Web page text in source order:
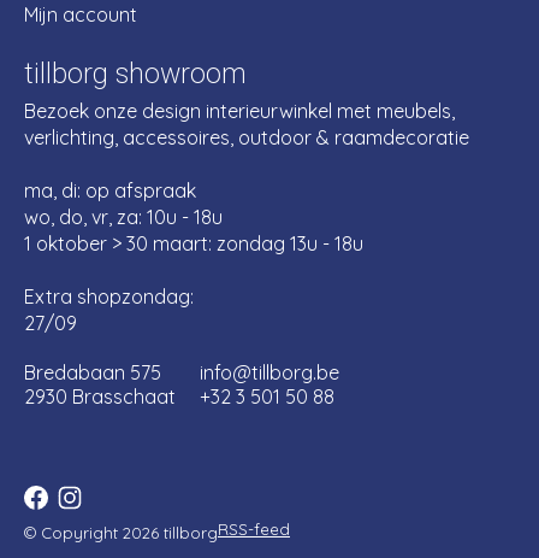
Mijn account
tillborg showroom
Bezoek onze design interieurwinkel met meubels,
verlichting, accessoires, outdoor & raamdecoratie
ma, di: op afspraak
wo, do, vr, za: 10u - 18u
1 oktober > 30 maart: zondag 13u - 18u
Extra shopzondag:
27/09
Bredabaan 575
2930 Brasschaat
info@tillborg.be
+32 3 501 50 88
© Copyright 2026 tillborgRSS-feed